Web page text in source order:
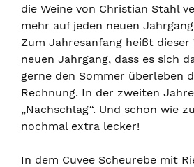
die Weine von Christian Stahl
mehr auf jeden neuen
Zum Jahresanfang heißt
neuen Jahrgang, dass es sich
gerne den Sommer überleben
Rechnung. In der zweiten
„Nachschlag“. Und schon wie
nochmal extra lecker!
In dem Cuvee Scheurebe mit